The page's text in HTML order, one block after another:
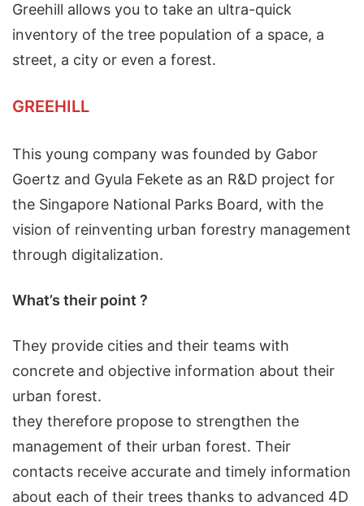
Greehill allows you to take an ultra-quick
inventory of the tree population of a space, a
street, a city or even a forest.
GREEHILL
This young company was founded by Gabor
Goertz and Gyula Fekete as an R&D project for
the Singapore National Parks Board, with the
vision of reinventing urban forestry management
through digitalization.
What’s their point ?
They provide cities and their teams with
concrete and objective information about their
urban forest.
they therefore propose to strengthen the
management of their urban forest. Their
contacts receive accurate and timely information
about each of their trees thanks to advanced 4D